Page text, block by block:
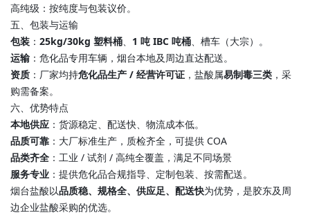
高纯级：按纯度与包装议价。
五、包装与运输
包装 ： 25kg/30kg 塑料桶、 1 吨 IBC 吨桶、槽车（大宗）。
运输 ：危化品专用车辆，烟台本地及周边直达配送。
资质 ：厂家均持危化品生产 / 经营许可证 ，盐酸属易制毒三类 ，采
购需备案。
六、优势特点
本地供应 ：货源稳定、配送快、物流成本低。
品质可靠 ：大厂标准生产，质检齐全，可提供 COA
品类齐全 ：工业 / 试剂 / 高纯全覆盖，满足不同场景
服务专业 ：提供危化品合规指导、定制包装、按需配送。
烟台盐酸以品质稳、规格全、供应足、配送快为优势，是胶东及周
边企业盐酸采购的优选。